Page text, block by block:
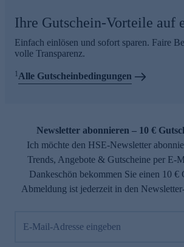
Ihre Gutschein-Vorteile auf
Einfach einlösen und sofort sparen. Faire
volle Transparenz.
1Alle Gutscheinbedingungen
Newsletter abonnieren – 10 €
Ich möchte den HSE-Newsletter
Trends, Angebote & Gutscheine per E-
Dankeschön bekommen Sie einen 10 €
Abmeldung ist jederzeit in den
E-Mail-Adresse eingeben